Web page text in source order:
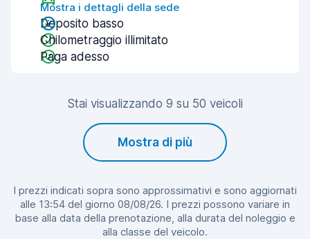
Mostra i dettagli della sede
Deposito basso
Chilometraggio illimitato
Paga adesso
Stai visualizzando 9 su 50 veicoli
Mostra di più
I prezzi indicati sopra sono approssimativi e sono aggiornati
alle 13:54 del giorno 08/08/26. I prezzi possono variare in
base alla data della prenotazione, alla durata del noleggio e
alla classe del veicolo.